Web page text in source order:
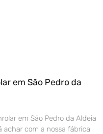
em São Pedro da
em São Pedro da Aldeia
achar com a nossa fábrica